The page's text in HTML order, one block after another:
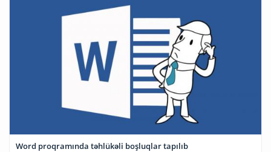
Word proqramında təhlükəli boşluqlar tapılıb